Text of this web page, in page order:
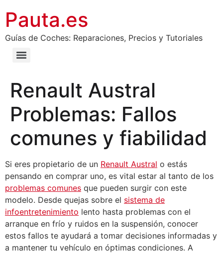
Pauta.es
Guías de Coches: Reparaciones, Precios y Tutoriales
Renault Austral
Problemas: Fallos
comunes y fiabilidad
Si eres propietario de un Renault Austral o estás
pensando en comprar uno, es vital estar al tanto de los
problemas comunes que pueden surgir con este
modelo. Desde quejas sobre el sistema de
infoentretenimiento lento hasta problemas con el
arranque en frío y ruidos en la suspensión, conocer
estos fallos te ayudará a tomar decisiones informadas y
a mantener tu vehículo en óptimas condiciones. A